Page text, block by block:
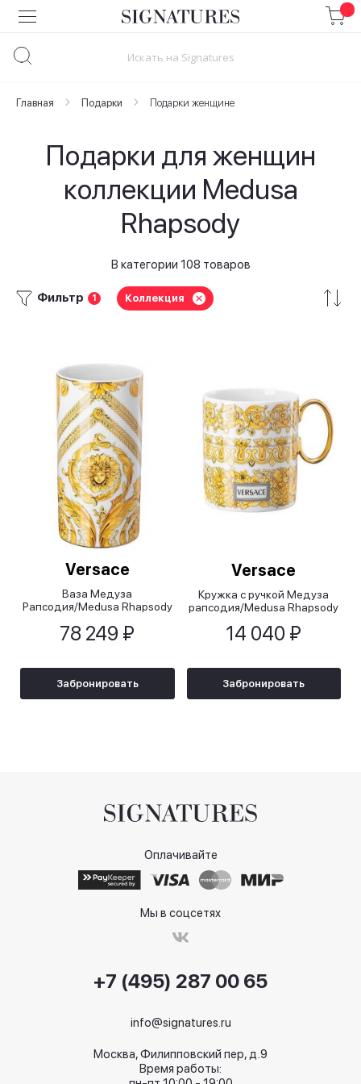
Skip
to
Главная Подарки Подарки женщине
Подарки для женщин
коллекции Medusa
Rhapsody
В категории 108 товаров
Фильтр 1 Коллекция
Versace
Ваза Медуза
Рапсодия/Medusa Rhapsody
78 249 ₽
Забронировать
Versace
Кружка с ручкой Медуза
рапсодия/Medusa Rhapsody
14 040 ₽
Забронировать
Оплачивайте
Мы в соцсетях
+7 (495) 287 00 65
info@signatures.ru
Москва, Филипповский пер, д.9
Время работы: